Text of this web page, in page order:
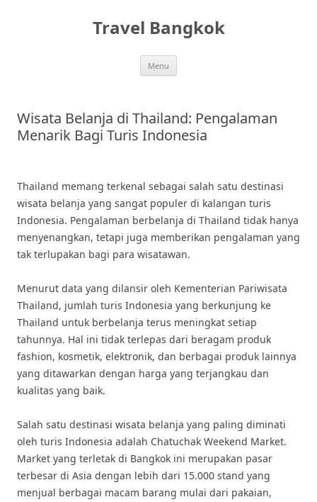
Travel Bangkok
Menu
Wisata Belanja di Thailand: Pengalaman
Menarik Bagi Turis Indonesia
Thailand memang terkenal sebagai salah satu destinasi
wisata belanja yang sangat populer di kalangan turis
Indonesia. Pengalaman berbelanja di Thailand tidak hanya
menyenangkan, tetapi juga memberikan pengalaman yang
tak terlupakan bagi para wisatawan.
Menurut data yang dilansir oleh Kementerian Pariwisata
Thailand, jumlah turis Indonesia yang berkunjung ke
Thailand untuk berbelanja terus meningkat setiap
tahunnya. Hal ini tidak terlepas dari beragam produk
fashion, kosmetik, elektronik, dan berbagai produk lainnya
yang ditawarkan dengan harga yang terjangkau dan
kualitas yang baik.
Salah satu destinasi wisata belanja yang paling diminati
oleh turis Indonesia adalah Chatuchak Weekend Market.
Market yang terletak di Bangkok ini merupakan pasar
terbesar di Asia dengan lebih dari 15.000 stand yang
menjual berbagai macam barang mulai dari pakaian,